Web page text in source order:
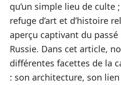
qu’un simple lieu de culte
refuge d’art et d’histoire
aperçu captivant du
Russie. Dans cet article,
différentes facettes de la
: son architecture, son lien